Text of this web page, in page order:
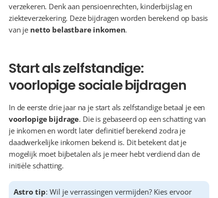
verzekeren. Denk aan pensioenrechten, kinderbijslag en
ziekteverzekering. Deze bijdragen worden berekend op basis
van je netto belastbare inkomen.
Start als zelfstandige:
voorlopige sociale bijdragen
voorlopige bijdrage. Die is gebaseerd op een schatting van
je inkomen en wordt later definitief berekend zodra je
daadwerkelijke inkomen bekend is. Dit betekent dat je
mogelijk moet bijbetalen als je meer hebt verdiend dan de
initiële schatting.
Astro tip: Wil je verrassingen vermijden? Kies ervoor